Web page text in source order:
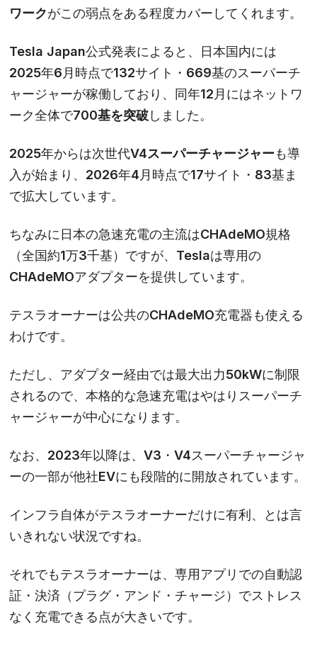
ワークがこの弱点をある程度カバーしてくれます。
Tesla Japan公式発表によると、日本国内には
2025年6月時点で132サイト・669基のスーパーチ
ャージャーが稼働しており、同年12月にはネットワ
ーク全体で700基を突破しました。
2025年からは次世代V4スーパーチャージャーも導
入が始まり、2026年4月時点で17サイト・83基ま
で拡大しています。
ちなみに日本の急速充電の主流はCHAdeMO規格
（全国約1万3千基）ですが、Teslaは専用の
CHAdeMOアダプターを提供しています。
テスラオーナーは公共のCHAdeMO充電器も使える
わけです。
ただし、アダプター経由では最大出力50kWに制限
されるので、本格的な急速充電はやはりスーパーチ
ャージャーが中心になります。
なお、2023年以降は、V3・V4スーパーチャージャ
ーの一部が他社EVにも段階的に開放されています。
インフラ自体がテスラオーナーだけに有利、とは言
いきれない状況ですね。
それでもテスラオーナーは、専用アプリでの自動認
証・決済（プラグ・アンド・チャージ）でストレス
なく充電できる点が大きいです。